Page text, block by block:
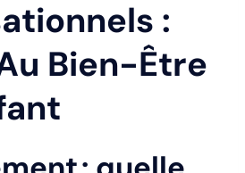
:
Bien-Être